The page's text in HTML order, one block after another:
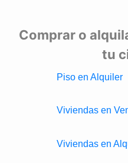
Comprar o
tu
Piso en Alquiler
Viviendas en
Viviendas en